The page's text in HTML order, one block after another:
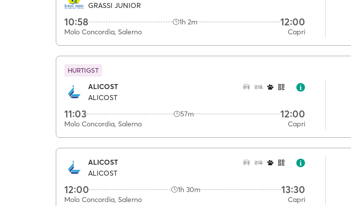
GRASSI JUNIOR
10:58 1h 2m 12:00
Molo Concordia, Salerno Capri
HURTIGST
ALICOST
ALICOST
11:03 57m 12:00
Molo Concordia, Salerno Capri
ALICOST
ALICOST
12:00 1h 30m 13:30
Molo Concordia, Salerno Capri